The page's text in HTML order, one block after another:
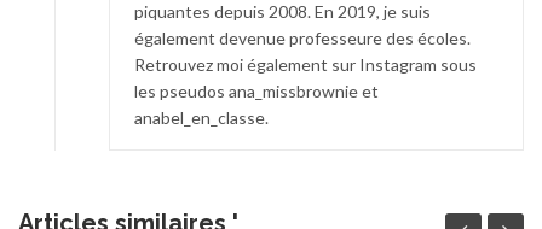
piquantes depuis 2008. En 2019, je suis
également devenue professeure des écoles.
Retrouvez moi également sur Instagram sous
les pseudos ana_missbrownie et
anabel_en_classe.